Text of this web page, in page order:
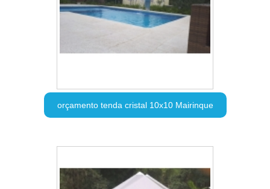
orçamento tenda cristal 10x10 Mairinque